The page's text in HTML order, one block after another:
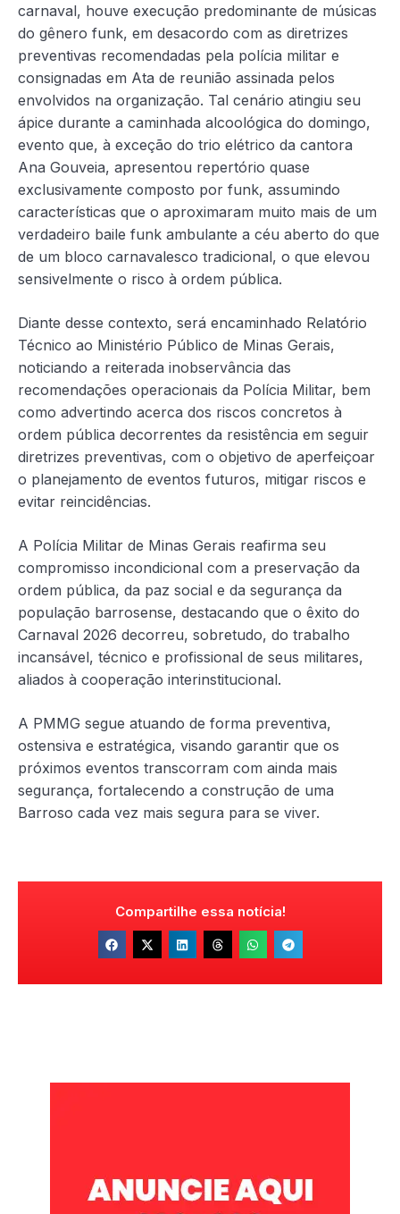
carnaval, houve execução predominante de músicas
do gênero funk, em desacordo com as diretrizes
preventivas recomendadas pela polícia militar e
consignadas em Ata de reunião assinada pelos
envolvidos na organização. Tal cenário atingiu seu
ápice durante a caminhada alcoológica do domingo,
evento que, à exceção do trio elétrico da cantora
Ana Gouveia, apresentou repertório quase
exclusivamente composto por funk, assumindo
características que o aproximaram muito mais de um
verdadeiro baile funk ambulante a céu aberto do que
de um bloco carnavalesco tradicional, o que elevou
sensivelmente o risco à ordem pública.
Diante desse contexto, será encaminhado Relatório
Técnico ao Ministério Público de Minas Gerais,
noticiando a reiterada inobservância das
recomendações operacionais da Polícia Militar, bem
como advertindo acerca dos riscos concretos à
ordem pública decorrentes da resistência em seguir
diretrizes preventivas, com o objetivo de aperfeiçoar
o planejamento de eventos futuros, mitigar riscos e
evitar reincidências.
A Polícia Militar de Minas Gerais reafirma seu
compromisso incondicional com a preservação da
ordem pública, da paz social e da segurança da
população barrosense, destacando que o êxito do
Carnaval 2026 decorreu, sobretudo, do trabalho
incansável, técnico e profissional de seus militares,
aliados à cooperação interinstitucional.
A PMMG segue atuando de forma preventiva,
ostensiva e estratégica, visando garantir que os
próximos eventos transcorram com ainda mais
segurança, fortalecendo a construção de uma
Barroso cada vez mais segura para se viver.
Compartilhe essa notícia!